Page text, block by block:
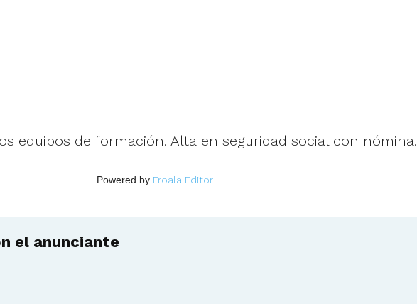
equipos de formación. Alta en seguridad social con nómina.
Powered by Froala Editor
el anunciante